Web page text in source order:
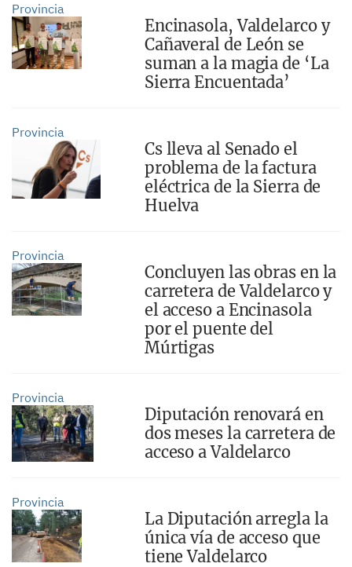
Provincia
Encinasola, Valdelarco y
Cañaveral de León se
suman a la magia de ‘La
Sierra Encuentada’
Provincia
Cs lleva al Senado el
problema de la factura
eléctrica de la Sierra de
Huelva
Provincia
Concluyen las obras en la
carretera de Valdelarco y
el acceso a Encinasola
por el puente del
Múrtigas
Provincia
Diputación renovará en
dos meses la carretera de
acceso a Valdelarco
Provincia
La Diputación arregla la
única vía de acceso que
tiene Valdelarco